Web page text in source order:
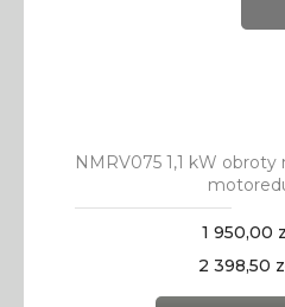
NMRV075 1,1 kW obroty
1 950,00
2 398,50